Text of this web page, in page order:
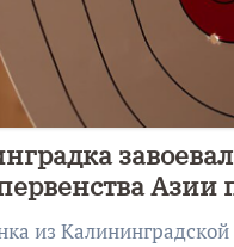
Азии
ножа
из Калининградской